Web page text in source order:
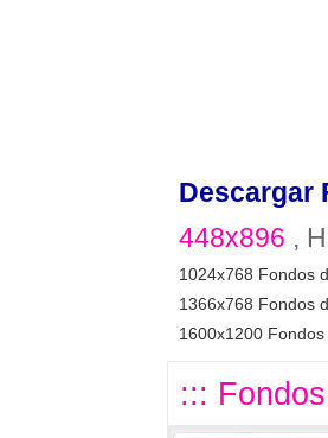
Descargar
448x896 ,
1024x768 Fondos
1366x768 Fondos
1600x1200
:::